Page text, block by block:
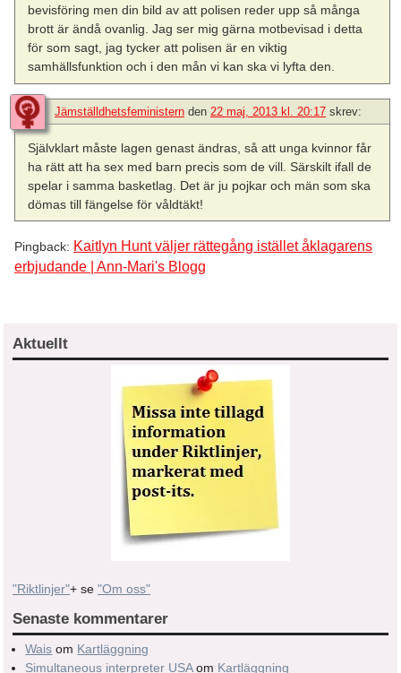
bevisföring men din bild av att polisen reder upp så många
brott är ändå ovanlig. Jag ser mig gärna motbevisad i detta
för som sagt, jag tycker att polisen är en viktig
samhällsfunktion och i den mån vi kan ska vi lyfta den.
Jämställdhetsfeministern den 22 maj, 2013 kl. 20:17 skrev:
Självklart måste lagen genast ändras, så att unga kvinnor får
ha rätt att ha sex med barn precis som de vill. Särskilt ifall de
spelar i samma basketlag. Det är ju pojkar och män som ska
dömas till fängelse för våldtäkt!
Pingback: Kaitlyn Hunt väljer rättegång istället åklagarens
erbjudande | Ann-Mari's Blogg
Aktuellt
"Riktlinjer"+ se "Om oss"
Senaste kommentarer
Wais om Kartläggning
Simultaneous interpreter USAom Kartläggning